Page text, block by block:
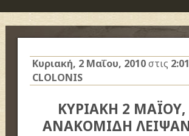
Κυριακή, 2 Μαΐου, 2010στις
CLOLONIS
ΚΥΡΙΑΚΗ 2
ΑΝΑΚΟΜΙΔΗ